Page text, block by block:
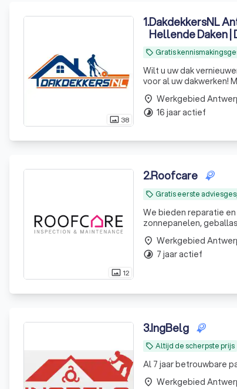
photo_size_select_actual 38
1.DakdekkersNL
Hellende Daken |
local_offer Gratis
Wilt u uw dak
voor al uw dakwerken!
meegaat. en ook duurzaam zijn waar mogelijk. 🏠🔨 Grote of kleine klussen? Wij staan voor u klaar! Van
brandw
place Werkgebied
timelapse 16 jaar actief
photo_size_select_actual 12
2.Roofcare
local_offer Gratis eerste
We bieden reparatie
zonnepanelen,
asbest leien, dakpannen, sandwich panelen!
mogelijke daktype
place Werkgebied
timelapse 7 jaar actief
3.IngBelg
local_offer Altijd de scherpste prijs
Al 7 jaar betrouwbare
place Werkgebied